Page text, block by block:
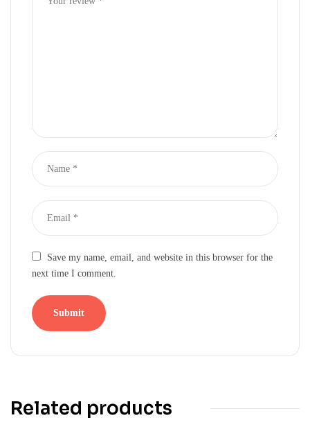
Save my name, email, and website in this browser for the
next time I comment.
Related products